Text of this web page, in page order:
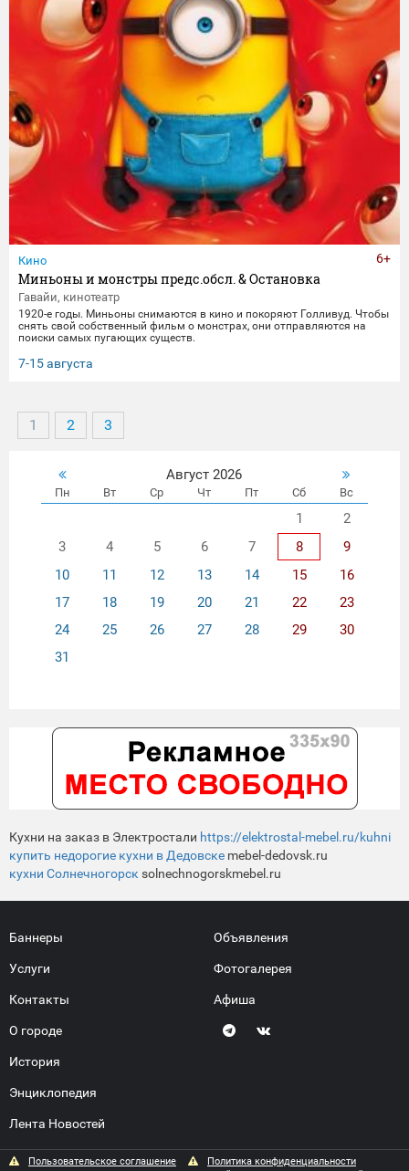
Кино
Миньоны и монстры предс.обсл. & Остановка
Гавайи, кинотеатр
1920-е годы. Миньоны снимаются в кино и покоряют Голливуд. Чтобы
снять свой собственный фильм о монстрах, они отправляются на
поиски самых пугающих существ.
7-15 августа
6+
1 2 3
Август 2026
Пн Вт Ср Чт Пт Сб Вс
1
2
3
4 5 6 7 8
9
10
11 12 13 14 15
16
17
18 19 20 21 22
23
24
25 26 27 28 29
30
31
Кухни на заказ в Электростали https://elektrostal-mebel.ru/kuhni
купить недорогие кухни в Дедовске mebel-dedovsk.ru
кухни Солнечногорск solnechnogorskmebel.ru
Баннеры
Услуги
Контакты
О городе
История
Энциклопедия
Лента Новостей
Объявления
Фотогалерея
Афиша
Пользовательское соглашение
Политика конфиденциальности